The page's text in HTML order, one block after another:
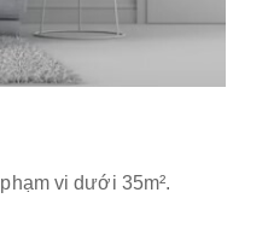
vi dưới 35m².